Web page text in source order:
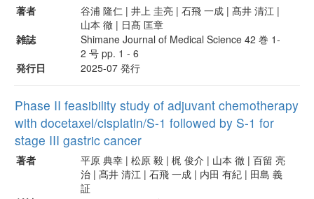
著者
谷浦 隆仁 | 井上 圭亮 | 石飛 一成 | 髙井 清江 |
山本 徹 | 日髙 匡章
雑誌
Shimane Journal of Medical Science 42 巻 1-
2 号 pp. 1 - 6
発行日
2025-07 発行
Phase II feasibility study of adjuvant chemotherapy
with docetaxel/cisplatin/S-1 followed by S-1 for
stage III gastric cancer
著者
平原 典幸 | 松原 毅 | 梶 俊介 | 山本 徹 | 百留 亮
治 | 髙井 清江 | 石飛 一成 | 内田 有紀 | 田島 義
証